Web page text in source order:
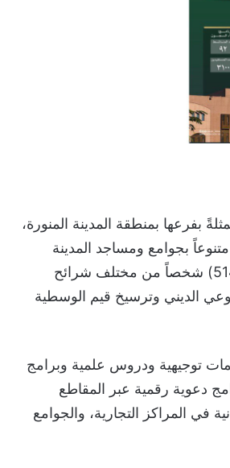
بفرعها بمنطقة المدينة المنورة،
منشطاً دعوياً متنوعاً بجوامع ومساجد المدينة
المنورة والمحافظات التابعة لها، استفاد منها (514,318) شخصاً من مختلف شرائح
الديني وترسيخ قيم الوسطية
توجيهية ودروس علمية وبرامج
دعوية رقمية عبر المقاطع
في المراكز التجارية، والجوامع